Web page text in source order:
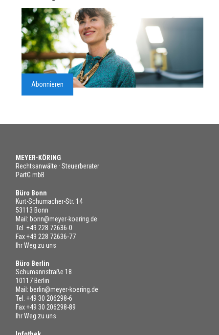
Abonnieren
MEYER-KÖRING
Rechtsanwälte · Steuerberater
PartG mbB
Büro Bonn
Kurt-Schumacher-Str. 14
53113 Bonn
Mail: bonn@meyer-koering.de
Tel. +49 228 72636-0
Fax +49 228 72636-77
Ihr Weg zu uns
Büro Berlin
Schumannstraße 18
10117 Berlin
Mail: berlin@meyer-koering.de
Tel. +49 30 206298-6
Fax +49 30 206298-89
Ihr Weg zu uns